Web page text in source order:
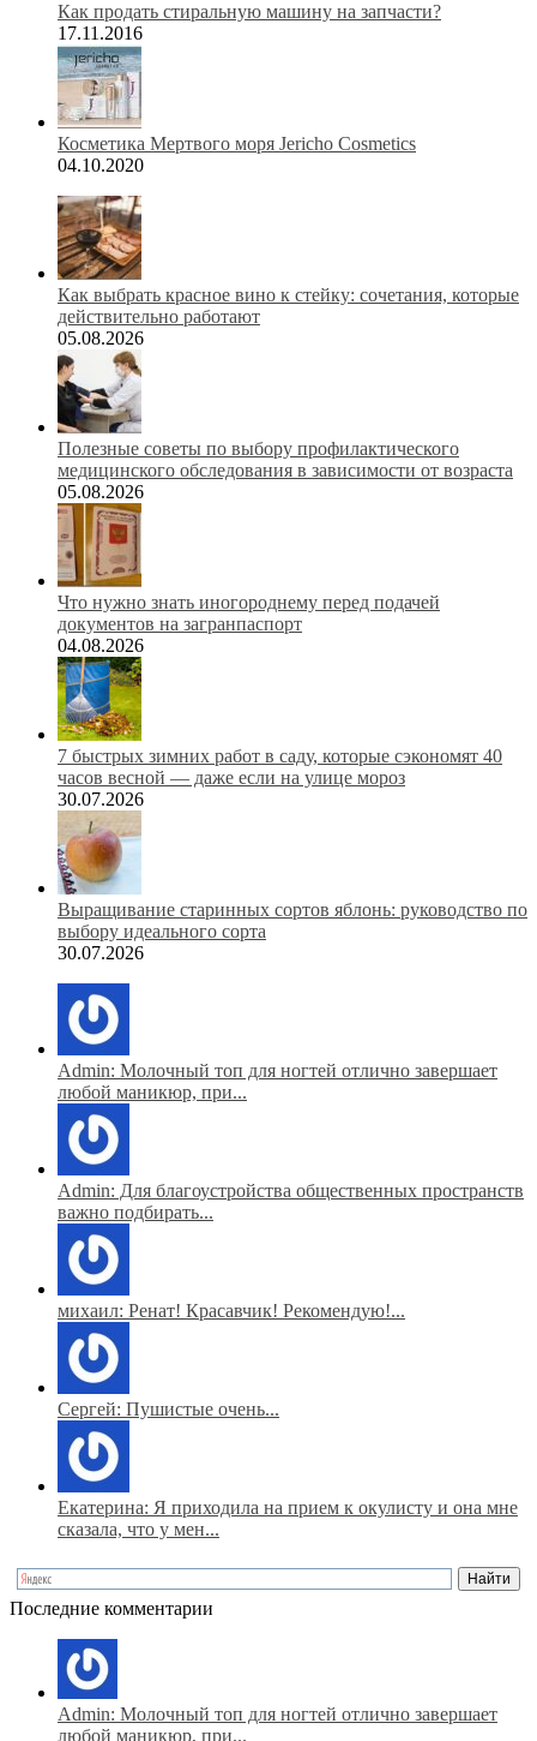
Как продать стиральную машину на запчасти?
17.11.2016
Косметика Мертвого моря Jericho Cosmetics
04.10.2020
Как выбрать красное вино к стейку: сочетания, которые
действительно работают
05.08.2026
Полезные советы по выбору профилактического
медицинского обследования в зависимости от возраста
05.08.2026
Что нужно знать иногороднему перед подачей
документов на загранпаспорт
04.08.2026
7 быстрых зимних работ в саду, которые сэкономят 40
часов весной — даже если на улице мороз
30.07.2026
Выращивание старинных сортов яблонь: руководство по
выбору идеального сорта
30.07.2026
Admin: Молочный топ для ногтей отлично завершает
любой маникюр, при...
Admin: Для благоустройства общественных пространств
важно подбирать...
михаил: Ренат! Красавчик! Рекомендую!...
Сергей: Пушистые очень...
Екатерина: Я приходила на прием к окулисту и она мне
сказала, что у мен...
Последние комментарии
Admin: Молочный топ для ногтей отлично завершает
любой маникюр, при...